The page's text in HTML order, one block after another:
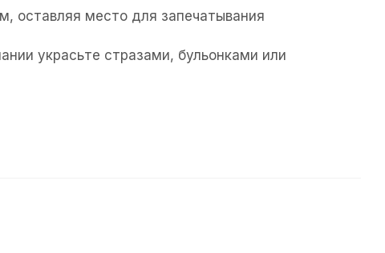
оставляя место для запечатывания
украсьте стразами, бульонками или